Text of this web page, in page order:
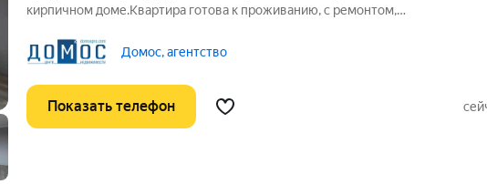
кирпичном доме.Квартира готова к проживанию, с ремонтом,
гардировная в прихожей, 2 с/у, вместительная лоджия.
Кирпичный дом, хорошая
Домос, агентство
Показать телефон